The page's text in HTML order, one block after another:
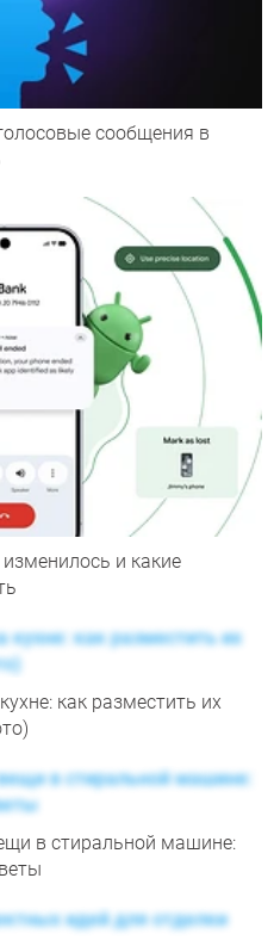
сообщения в
и какие
как разместить их
в стиральной машине: